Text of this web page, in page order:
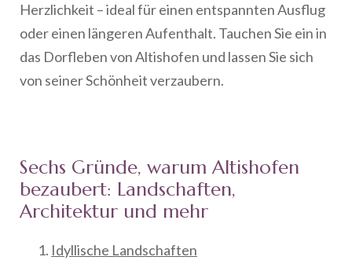
Herzlichkeit – ideal für einen entspannten Ausflug
oder einen längeren Aufenthalt. Tauchen Sie ein in
das Dorfleben von Altishofen und lassen Sie sich
von seiner Schönheit verzaubern.
Sechs Gründe, warum Altishofen
bezaubert: Landschaften,
Architektur und mehr
Idyllische Landschaften